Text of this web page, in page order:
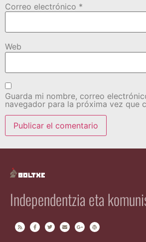
Correo electrónico *
Web
Guarda mi nombre, correo
navegador para la próxima vez que
Independentzia eta